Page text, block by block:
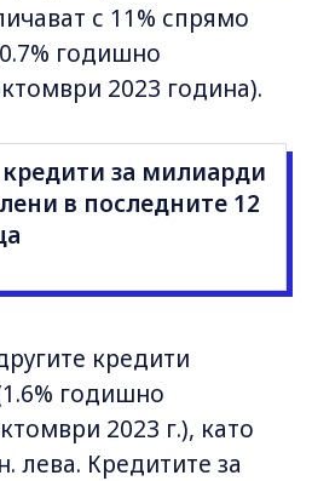
с 11% спрямо
годишно
2023 година).
за милиарди
в последните 12
кредити
годишно
2023 г.), като
лева. Кредитите за